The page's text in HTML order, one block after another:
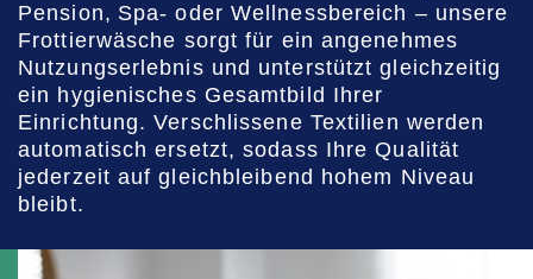
Pension, Spa- oder Wellnessbereich – unsere
Frottierwäsche sorgt für ein angenehmes
Nutzungserlebnis und unterstützt gleichzeitig
ein hygienisches Gesamtbild Ihrer
Einrichtung. Verschlissene Textilien werden
automatisch ersetzt, sodass Ihre Qualität
jederzeit auf gleichbleibend hohem Niveau
bleibt.